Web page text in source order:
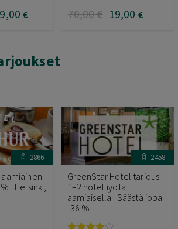
,00 € 70,00€ 19,00 €
2866
| Helsinki,
2458
GreenStar Hotel tarjous –
1–2 hotelliyötä
aamiaisella | Säästä jopa
-36 %